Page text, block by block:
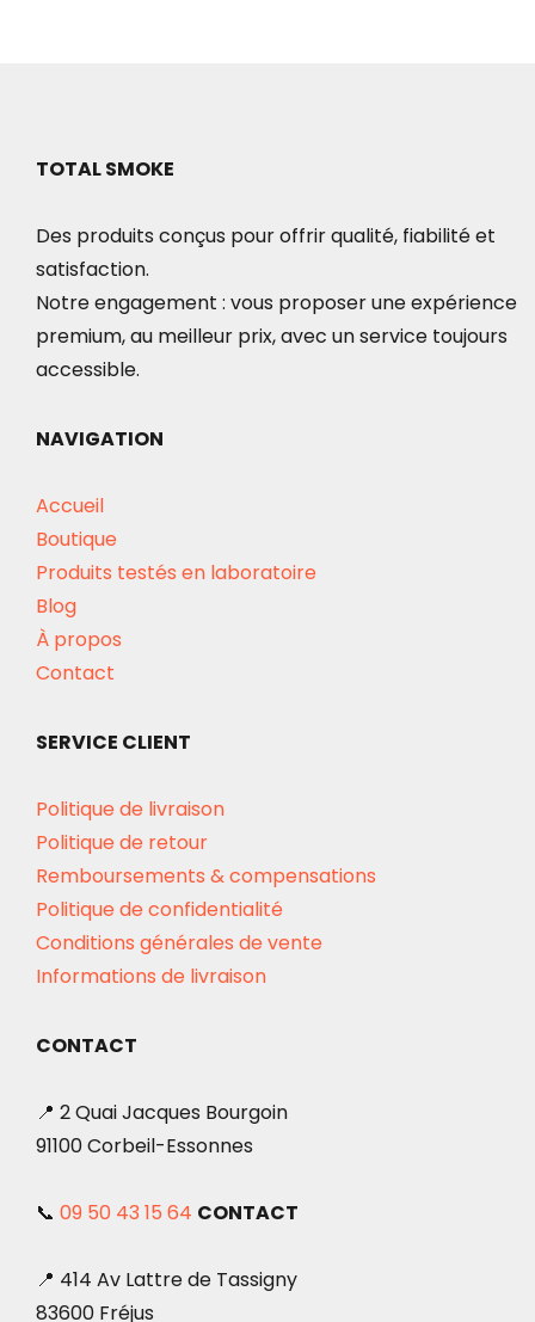
TOTAL SMOKE
Des produits conçus pour offrir qualité, fiabilité et
satisfaction.
Notre engagement : vous proposer une expérience
premium, au meilleur prix, avec un service toujours
accessible.
NAVIGATION
Accueil
Boutique
Produits testés en laboratoire
Blog
À propos
Contact
SERVICE CLIENT
Politique de livraison
Politique de retour
Remboursements & compensations
Politique de confidentialité
Conditions générales de vente
Informations de livraison
CONTACT
📍 2 Quai Jacques Bourgoin
91100 Corbeil-Essonnes
📞 09 50 43 15 64 CONTACT
📍 414 Av Lattre de Tassigny
83600 Fréjus